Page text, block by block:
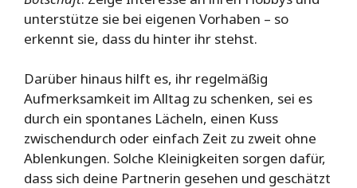
unterstütze sie bei eigenen Vorhaben – so
erkennt sie, dass du hinter ihr stehst.
Darüber hinaus hilft es, ihr regelmäßig
Aufmerksamkeit im Alltag zu schenken, sei es
durch ein spontanes Lächeln, einen Kuss
zwischendurch oder einfach Zeit zu zweit ohne
Ablenkungen. Solche Kleinigkeiten sorgen dafür,
dass sich deine Partnerin gesehen und geschätzt